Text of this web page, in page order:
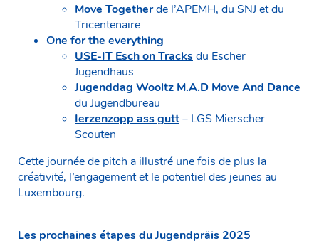
Move Togetherde l’APEMH, du SNJ et du
Tricentenaire
One for the everything
USE-IT Esch on Tracksdu Escher
Jugendhaus
Jugenddag Wooltz M.A.D Move And Dance
du Jugendbureau
Ierzenzopp ass gutt– LGS Mierscher
Scouten
Cette journée de pitch a illustré une fois de plus la
créativité, l’engagement et le potentiel des jeunes au
Luxembourg.
Les prochaines étapes du Jugendpräis 2025